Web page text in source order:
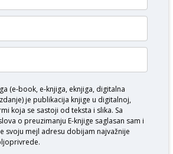
(e-book, e-knjiga, eknjiga, digitalna
je publikacija knjige u digitalnoj,
koja se sastoji od teksta i slika. Sa
o preuzimanju E-knjige saglasan sam i
svoju mejl adresu dobijam najvažnije